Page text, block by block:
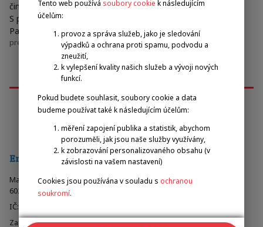
činnost v jejich prospěch.
S poděkováním a úctou,
Pavel Zbožínek,
prezident Emil Open
Emil Open
Emilova Sportovní, z.s.
Malinovského náměstí 603/4
602 00 Brno, Česká Republika
IČ: 067 07 785
Zapsaná Krajským soudem v Brně, 23497 L
Tento web používá soubory cookie k následujícím
účelům:
provoz a správa služeb, jako je sledování
výpadků a ochrana proti spamu, podvodu a
zneužití,
k vylepšení kvality našich služeb a vývoji nových
funkcí.
Pokud budete souhlasit, soubory cookie a data
budeme používat také k následujícím účelům:
měření zapojení publika a statistik, abychom
porozuměli, jak jsou naše služby využívány,
k zobrazování personalizovaného obsahu (v
závislosti na vašem nastavení)
Cookies jsou používána v souladu s ochranou
soukromí.